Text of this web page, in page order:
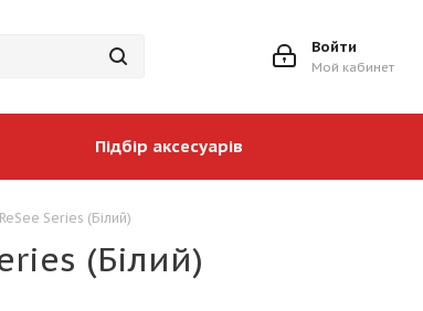
Войти
Мой кабинет
Підбір аксесуарів
Series (Бiлий)
(Бiлий)